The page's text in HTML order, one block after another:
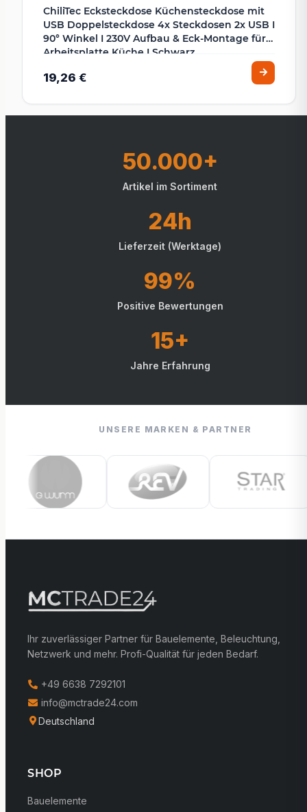
ChiliTec Ecksteckdose Küchensteckdose mit
USB Doppelsteckdose 4x Steckdosen 2x USB I
90° Winkel I 230V Aufbau & Eck-Montage für
Arbeitsplatte Küche I Schwarz
19,26 €
50.000+
Artikel im Sortiment
24h
Lieferzeit (Werktage)
99%
Positive Bewertungen
15+
Jahre Erfahrung
UNSERE MARKEN & PARTNER
Ihr zuverlässiger Partner für Bauelemente, Beleuchtung,
Netzwerk und mehr. Profi-Qualität für jeden Bedarf.
+49 6638 7292101
info@mctrade24.com
Deutschland
SHOP
Bauelemente